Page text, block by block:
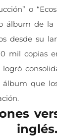
o
álbum de la
desde su
mil copias
logró
que
inglés.